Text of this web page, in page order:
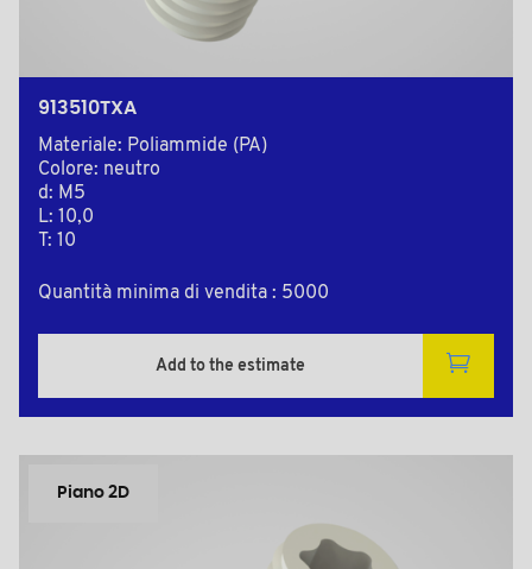
913510TXA
Materiale: Poliammide (PA)
Colore: neutro
d: M5
L: 10,0
T: 10
Quantità minima di vendita : 5000
Add to the estimate
Piano 2D